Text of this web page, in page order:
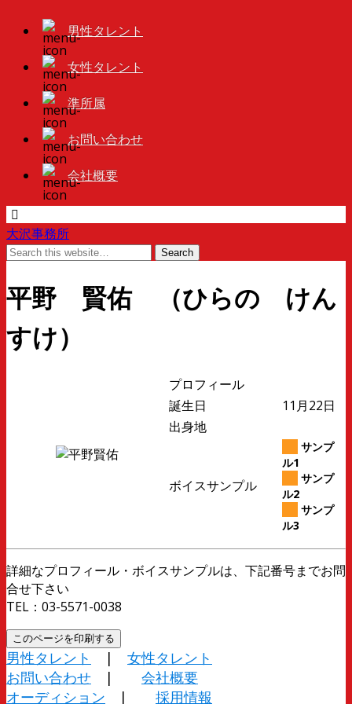
男性タレント
女性タレント
準所属
お問い合わせ
会社概要
大沢事務所
平野 賢佑 （ひらの けん
すけ）
プロフィール
誕生日
11月22日
出身地
ボイスサンプル
サンプ
ル1
サンプ
ル2
サンプ
ル3
詳細なプロフィール・ボイスサンプルは、下記番号までお問
合せ下さい
TEL：03-5571-0038
男性タレント | 女性タレント
お問い合わせ | 会社概要
オーディション | 採用情報